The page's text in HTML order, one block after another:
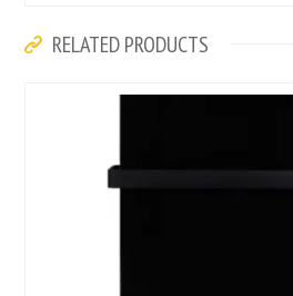
RELATED PRODUCTS